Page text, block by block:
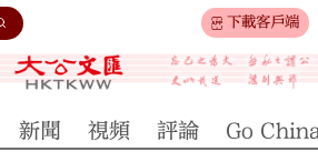
下載客戶端
新聞 視頻 評論 Go